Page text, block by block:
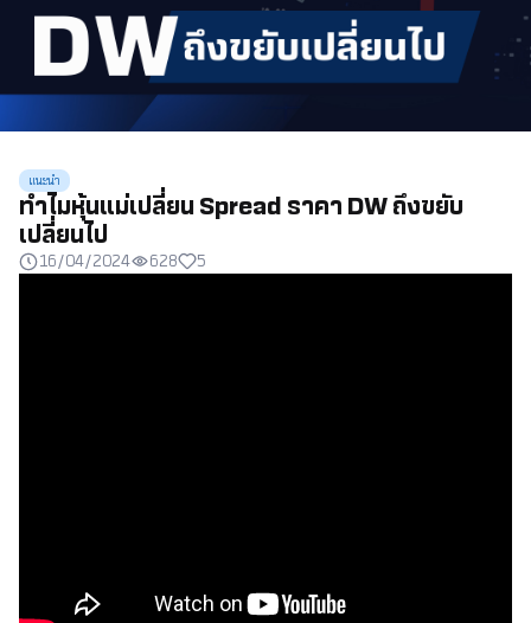
แนะนำ
ทำไมหุ้นแม่เปลี่ยน Spread ราคา DW ถึงขยับ
เปลี่ยนไป
16/04/2024 628 5